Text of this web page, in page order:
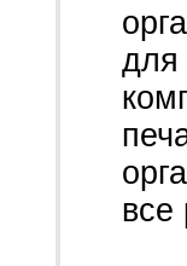
все